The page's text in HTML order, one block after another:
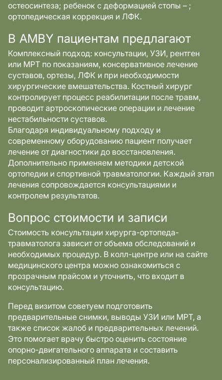
остеосинтеза; ребенок с деформацией стопы – ;
ортопедическая коррекция и ЛФК.
В AMBY пациентам предлагают
Комплексный подход: консультации, УЗИ, рентген
или МРТ по показаниям, консервативное лечение
суставов, ортезы, ЛФК и при необходимости
хирургические вмешательства. Костный хирург
контролирует процесс реабилитации после травм,
проводит артроскопические операции и лечение
нестабильности суставов.
Благодаря индивидуальному подходу и
современному оборудованию пациент получает
лечение от диагностики до восстановления.
Дополнительно применяем методики детской
ортопедии и спортивной травматологии. Каждый этап
лечения сопровождается консультациями и
контролем результатов.
Вопрос стоимости и записи
Стоимость консультации хирурга-ортопеда-
травматолога зависит от объема обследований и
необходимых процедур. В колл-центре или на сайте
медицинского центра можно ознакомиться с
прозрачным прайсом и уточнить, что входит в
консультацию.
Перед визитом советуем подготовить
предварительные снимки, выводы УЗИ или МРТ, а
также список жалоб и предварительных лечений.
Это помогает врачу быстро оценить состояние
опорно-двигательного аппарата и составить
персонализированный план лечения.